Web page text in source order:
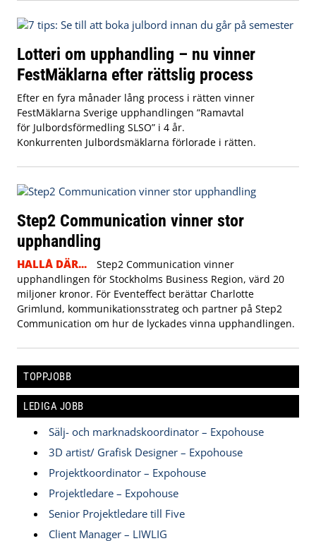
Lotteri om upphandling – nu vinner
FestMäklarna efter rättslig process
Efter en fyra månader lång process i rätten vinner
FestMäklarna Sverige upphandlingen ”Ramavtal
för Julbordsförmedling SLSO” i 4 år.
Konkurrenten Julbordsmäklarna förlorade i rätten.
Step2 Communication vinner stor
upphandling
HALLÅ DÄR...
Step2 Communication vinner
upphandlingen för Stockholms Business Region, värd 20
miljoner kronor. För Eventeffect berättar Charlotte
Grimlund, kommunikationsstrateg och partner på Step2
Communication om hur de lyckades vinna upphandlingen.
TOPPJOBB
LEDIGA JOBB
Sälj- och marknadskoordinator – Expohouse
3D artist/ Grafisk Designer – Expohouse
Projektkoordinator – Expohouse
Projektledare – Expohouse
Senior Projektledare till Five
Client Manager – LIWLIG